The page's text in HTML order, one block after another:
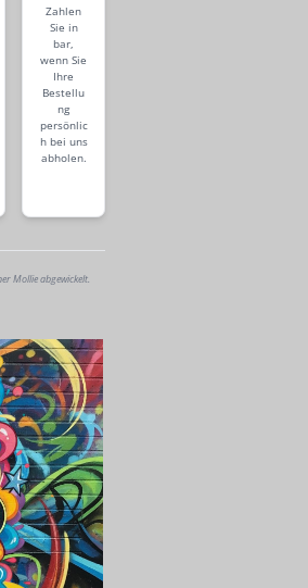
Zahlen
Sie in
bar,
wenn Sie
Ihre
Bestellu
ng
persönlic
h bei uns
abholen.
Mollie abgewickelt.